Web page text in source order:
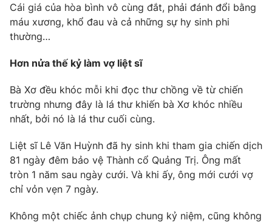
Cái giá của hòa bình vô cùng đắt, phải đánh đổi bằng
máu xương, khổ đau và cả những sự hy sinh phi
thường…
Hơn nửa thế kỷ làm vợ liệt sĩ
Bà Xơ đều khóc mỗi khi đọc thư chồng về từ chiến
trường nhưng đây là lá thư khiến bà Xơ khóc nhiều
nhất, bởi nó là lá thư cuối cùng.
Liệt sĩ Lê Văn Huỳnh đã hy sinh khi tham gia chiến dịch
81 ngày đêm bảo vệ Thành cổ Quảng Trị. Ông mất
tròn 1 năm sau ngày cưới. Và khi ấy, ông mới cưới vợ
chỉ vỏn vẹn 7 ngày.
Không một chiếc ảnh chụp chung kỷ niệm, cũng không